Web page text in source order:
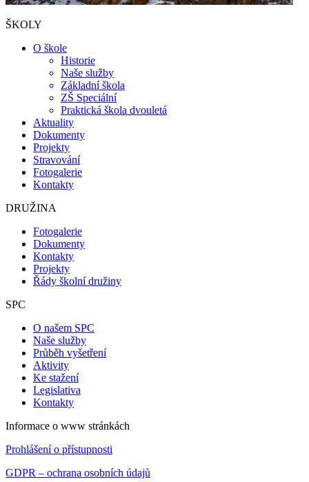
ŠKOLY
O škole
Historie
Naše služby
Základní škola
ZŠ Speciální
Praktická škola dvouletá
Aktuality
Dokumenty
Projekty
Stravování
Fotogalerie
Kontakty
DRUŽINA
Fotogalerie
Dokumenty
Kontakty
Projekty
Řády školní družiny
SPC
O našem SPC
Naše služby
Průběh vyšetření
Aktivity
Ke stažení
Legislativa
Kontakty
Informace o www stránkách
Prohlášení o přístupnosti
GDPR – ochrana osobních údajů